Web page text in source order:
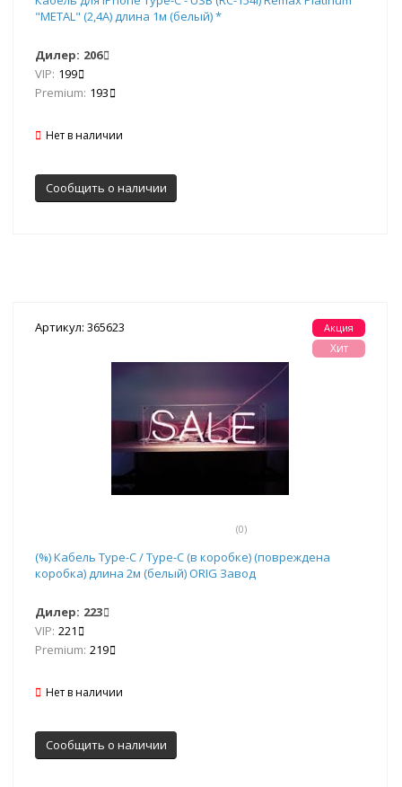
"METAL" (2,4А) длина 1м (белый) *
Дилер: 206
VIP: 199
Premium: 193
Нет в наличии
Сообщить о наличии
Артикул: 365623
(0)
Акция
Хит
(%) Кабель Type-C / Type-C (в коробке) (повреждена
коробка) длина 2м (белый) ORIG Завод
Дилер: 223
VIP: 221
Premium: 219
Нет в наличии
Сообщить о наличии